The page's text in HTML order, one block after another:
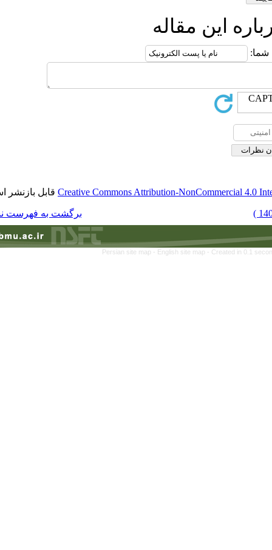
Creative Commonsقابل بازنشر است.
برگشت به فهرست نسخه ها
Persian site map -